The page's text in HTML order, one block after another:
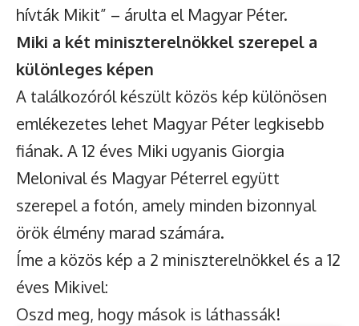
hívták Mikit” – árulta el Magyar Péter.
Miki a két miniszterelnökkel szerepel a
különleges képen
A találkozóról készült közös kép különösen
emlékezetes lehet Magyar Péter legkisebb
fiának. A 12 éves Miki ugyanis Giorgia
Melonival és Magyar Péterrel együtt
szerepel a fotón, amely minden bizonnyal
örök élmény marad számára.
Íme a közös kép a 2 miniszterelnökkel és a 12
éves Mikivel:
Oszd meg, hogy mások is láthassák!